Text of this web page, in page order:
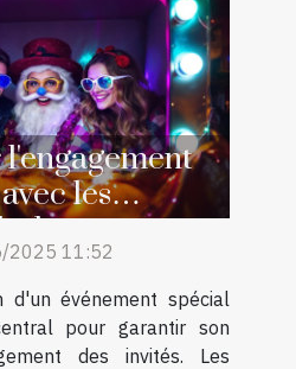
les
lors
spéciaux
2025 11:52
d'un événement spécial
pour garantir son
des invités. Les